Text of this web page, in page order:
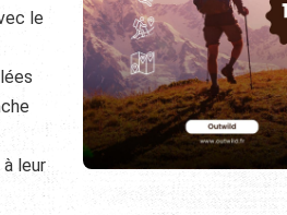
le
leur